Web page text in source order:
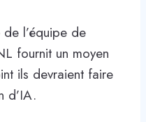
de l’équipe de
fournit un moyen
ils devraient faire
d’IA.